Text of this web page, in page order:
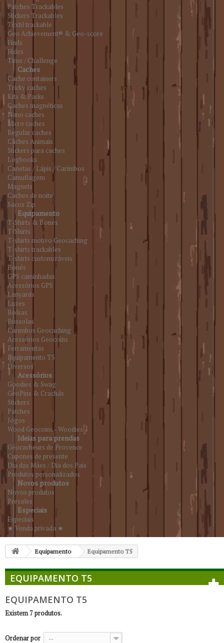
Patches Trackables
Stickers Trackables
Têxtil trackable
Geo Achievement® & Geo-score
Finds
Hides
Time / Challenge
Caches
Cache containers
Tricky caches
Kits & Packs
Caches magnéticas
Nano caches
Micro caches
Regular caches
Caches Animais
Stickers para caches
Logbooks
Canetas / Lápis / Carimbos
Camuflagem
Magnets
Caches de noite
Sacos Zip
Equipamento
T-Shirts & Bonés
T-Shirts
T-shirts motivo Geocaching
T-shirts trackables
T-shirts customizáveis
Bonés
GPS caminhadas
Acessórios GPS
Lanyards
Luzes
Bolsas
Bússolas
Carimbos Geocaching
Acessórios Geocoins
Ferramentas
Equipamento T5
Diversos
Acessórios
Goodies & Swag
GeoPins & Crachás
Stickers
Patches
Jogos
Wood Geocoins - Woodies
Ideias para prendas
Géocacheurs de Provence
Cupones de presente
Dia das Mães / Dia dos Pais
Produtos personalizados
Novos produtos
Novos produtos
Presales
Especiais
Especiais
★ Venda privada ★
Equipamento Equipamento T5
EQUIPAMENTO T5
EQUIPAMENTO T5
Existem 7 produtos.
Ordenar por --